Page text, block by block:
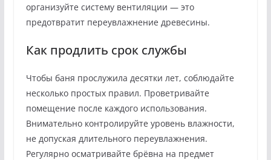
организуйте систему вентиляции — это
предотвратит переувлажнение древесины.
Как продлить срок службы
Чтобы баня прослужила десятки лет, соблюдайте
несколько простых правил. Проветривайте
помещение после каждого использования.
Внимательно контролируйте уровень влажности,
не допуская длительного переувлажнения.
Регулярно осматривайте брёвна на предмет